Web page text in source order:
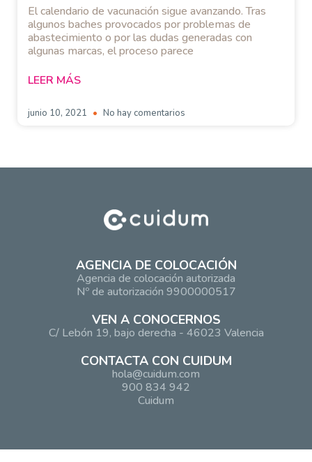
El calendario de vacunación sigue avanzando. Tras
algunos baches provocados por problemas de
abastecimiento o por las dudas generadas con
algunas marcas, el proceso parece
LEER MÁS
junio 10, 2021 No hay comentarios
AGENCIA DE COLOCACIÓN
Agencia de colocación autorizada
Nº de autorización 9900000517
VEN A CONOCERNOS
C/ Lebón 19, bajo derecha - 46023 Valencia
CONTACTA CON CUIDUM
hola@cuidum.com
900 834 942
Cuidum